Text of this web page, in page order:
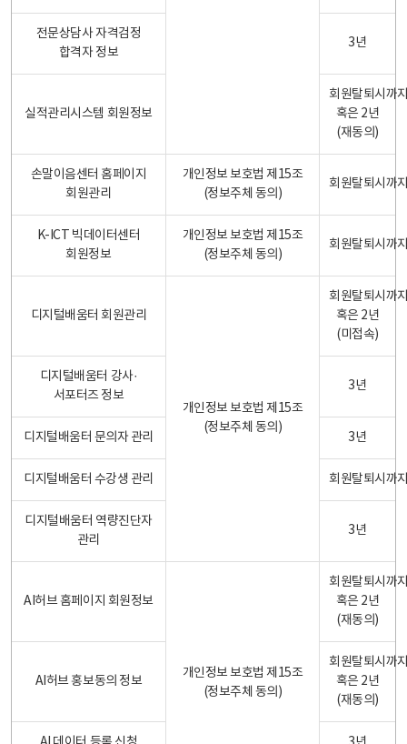
전문상담사 자격검정
합격자 정보
3년
실적관리시스템 회원정보
회원탈퇴시까
혹은 2년
(재동의)
손말이음센터 홈페이지
회원관리
개인정보 보호법 제15조
(정보주체 동의)
회원탈퇴시까
K-ICT 빅데이터센터
회원정보
개인정보 보호법 제15조
(정보주체 동의)
회원탈퇴시까
디지털배움터 회원관리
개인정보 보호법 제15조
(정보주체 동의)
회원탈퇴시까
혹은 2년
(미접속)
디지털배움터 강사·
서포터즈 정보
3년
디지털배움터 문의자 관리 3년
디지털배움터 수강생 관리 회원탈퇴시까
디지털배움터 역량진단자
관리
3년
AI허브 홈페이지 회원정보
개인정보 보호법 제15조
(정보주체 동의)
회원탈퇴시까
혹은 2년
(재동의)
AI허브 홍보동의 정보
회원탈퇴시까
혹은 2년
(재동의)